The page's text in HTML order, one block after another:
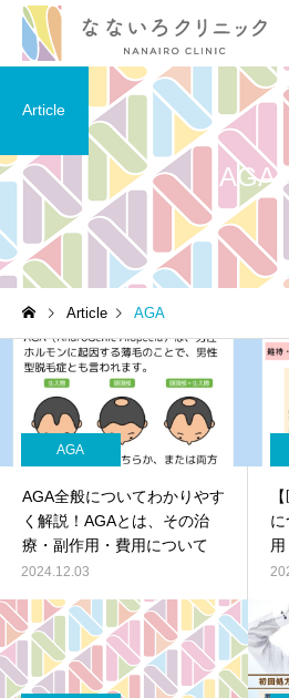
高血圧
［医師解説］生活習慣の修
正でどれだけ血圧が下がる
のか？
AGA
Article
Article AGA
AGA
AGA全般についてわかりやす
く解説！AGAとは、その治
療・副作用・費用について
2024.12.03
等